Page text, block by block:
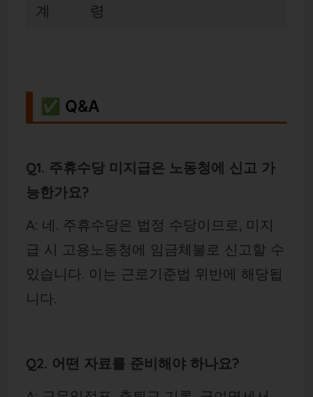
계
령
✅ Q&A
Q1. 주휴수당 미지급은 노동청에 신고 가
능한가요?
A: 네. 주휴수당은 법정 수당이므로, 미지
급 시 고용노동청에 임금체불로 신고할 수
있습니다. 이는 근로기준법 위반에 해당됩
니다.
Q2. 어떤 자료를 준비해야 하나요?